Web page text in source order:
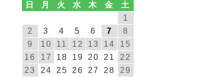
日
月 火 水 木 金
土
1
2
3 4 5 6 7
8
9
10 11 12 13 14
15
16
17 18 19 20 21
22
23
24 25 26 27 28
29